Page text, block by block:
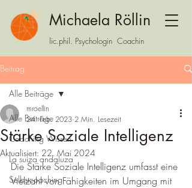
Michaela Röllin
lic.phil. Psychologin Coachin
Beitrag
Alle Beiträge
Coaching Wissen
La suiza andaluza
Selbstcoaching
Alle Beiträge
Stärke Soziale Intelligenz
mroellin
24. Feb. 2023 2 Min. Lesezeit
Aktualisiert: 22. Mai 2024
Die Stärke Soziale Intelligenz umfasst eine
Vielzahl von Fähigkeiten im Umgang mit